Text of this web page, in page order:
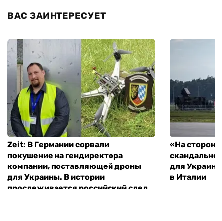
ВАС ЗАИНТЕРЕСУЕТ
Zeit: В Германии сорвали
покушение на гендиректора
компании, поставляющей дроны
для Украины. В истории
прослеживается российский след
«На
для
в Италии